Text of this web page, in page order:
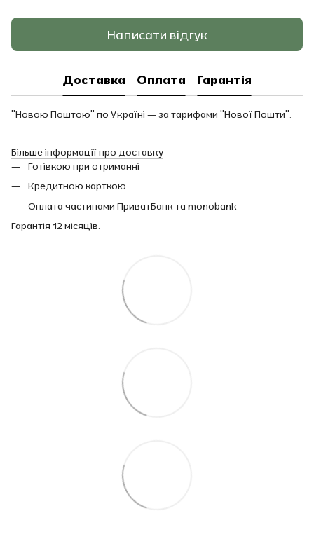
Написати відгук
Доставка Оплата Гарантія
"Новою Поштою" по Україні — за тарифами "Нової Пошти".
Більше інформації про доставку
Готівкою при отриманні
Кредитною карткою
Оплата частинами ПриватБанк та monobank
Гарантія 12 місяців.